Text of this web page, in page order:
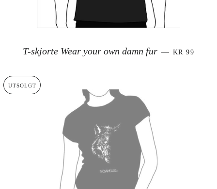
T-skjorte Wear your own damn fur — SALGSPRIS
KR 99
UTSOLGT